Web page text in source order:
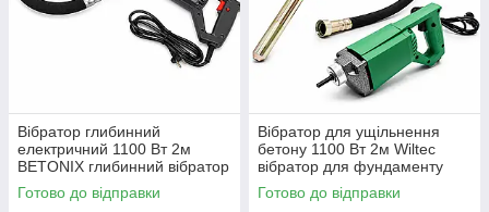
Вібратор глибинний
електричний 1100 Вт 2м
BETONIX глибинний вібратор
з гнучким валом
електровібратор для бетону
Готово до відправки
Вібратор для ущільнення
бетону 1100 Вт 2м Wiltec
вібратор для фундаменту
віброущільнювач
Готово до відправки